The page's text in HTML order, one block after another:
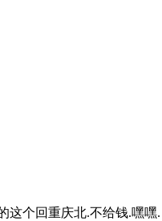
这个回重庆北.不给钱.嘿嘿.